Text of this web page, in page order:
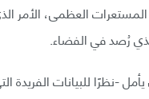
العظمى، الأمر
رُصد في الفضاء.
-نظرًا للبيانات الفريدة